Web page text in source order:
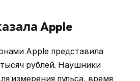
Apple
Apple представила
тысяч рублей. Наушники
измерения пульса, время